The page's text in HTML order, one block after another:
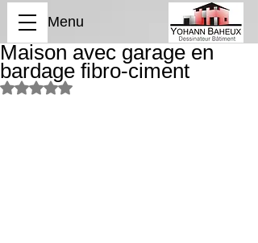
Menu
Maison avec garage en
bardage fibro-ciment
Noté NaN étoiles sur 5.